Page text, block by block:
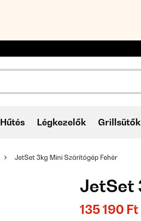
Hűtés Légkezelők Grillsütők
JetSet 3kg Mini Szárítógép Fehér
JetSet
135 190 Ft